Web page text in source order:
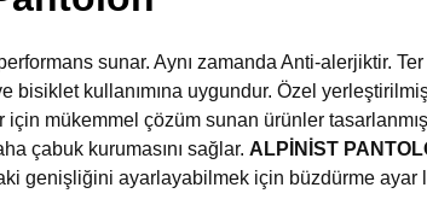
sunar. Aynı zamanda Anti-alerjiktir.
bisiklet kullanımına uygundur. Özel
için mükemmel çözüm sunan ürünler
çabuk kurumasını sağlar. ALPİNİST
genişliğini ayarlayabilmek için büzdürme ayar